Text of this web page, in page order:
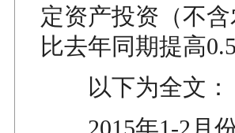
定资产投资（不
比去年同期提高
以下为全文：